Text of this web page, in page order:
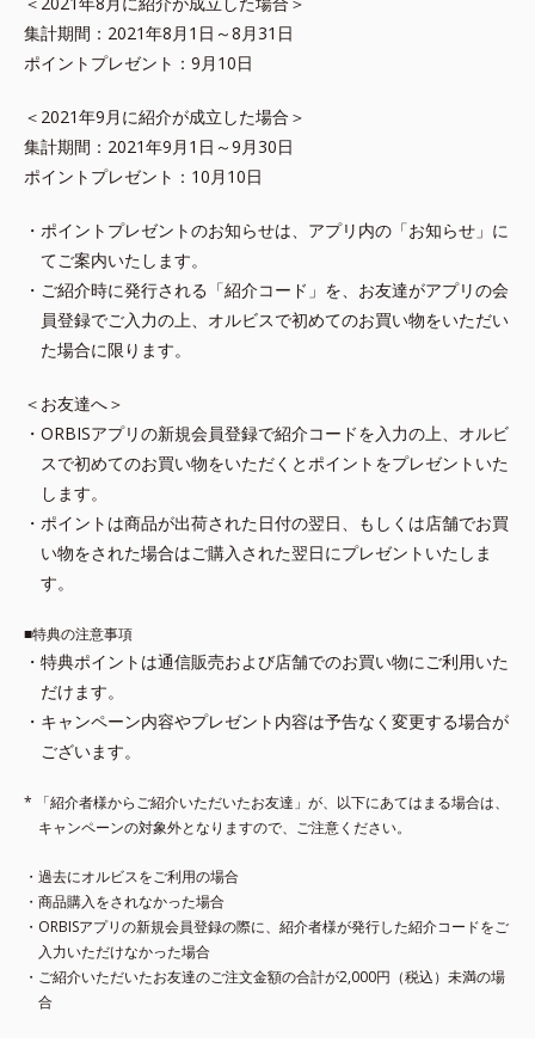
集計期間：2021年8月1日～8月31日
ポイントプレゼント：9月10日
＜2021年9月に紹介が成立した場合＞
集計期間：2021年9月1日～9月30日
ポイントプレゼント：10月10日
・ポイントプレゼントのお知らせは、アプリ内の「お知らせ」に
てご案内いたします。
・ご紹介時に発行される「紹介コード」を、お友達がアプリの会
員登録でご入力の上、オルビスで初めてのお買い物をいただい
た場合に限ります。
＜お友達へ＞
・ORBISアプリの新規会員登録で紹介コードを入力の上、オルビ
スで初めてのお買い物をいただくとポイントをプレゼントいた
します。
・ポイントは商品が出荷された日付の翌日、もしくは店舗でお買
い物をされた場合はご購入された翌日にプレゼントいたしま
す。
■特典の注意事項
・特典ポイントは通信販売および店舗でのお買い物にご利用いた
だけます。
・キャンペーン内容やプレゼント内容は予告なく変更する場合が
ございます。
* 「紹介者様からご紹介いただいたお友達」が、以下にあてはまる場合は、
キャンペーンの対象外となりますので、ご注意ください。
・過去にオルビスをご利用の場合
・商品購入をされなかった場合
・ORBISアプリの新規会員登録の際に、紹介者様が発行した紹介コードをご
入力いただけなかった場合
・ご紹介いただいたお友達のご注文金額の合計が2,000円（税込）未満の場
合